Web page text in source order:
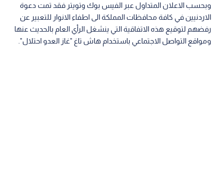
وبحسب الاعلان المتداول عبر الفيس بوك وتويتر فقد تمت دعوة
الاردنيين في كافة محافظات المملكة الى اطفاء الانوار للتعبير عن
رفضهم لتوقيع هذه الاتفاقية التي ينشغل الرأي العام بالحديث عنها
ومواقع التواصل الاجتماعي باستخدام هاش تاغ "غاز العدو احتلال".